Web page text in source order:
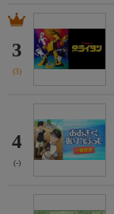
3
(3)
4
(-)